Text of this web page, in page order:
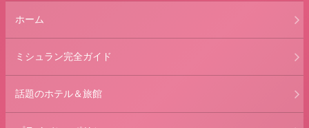
ホーム
ミシュラン完全ガイド
話題のホテル＆旅館